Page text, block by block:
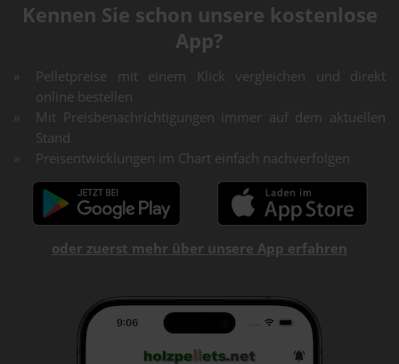
Kennen Sie schon unsere kostenlose
App?
Pelletpreise mit einem Klick vergleichen und direkt
online bestellen
Mit Preisbenachrichtigungen immer auf dem aktuellen
Stand
Preisentwicklungen im Chart einfach nachverfolgen
oder zuerst mehr über unsere App erfahren